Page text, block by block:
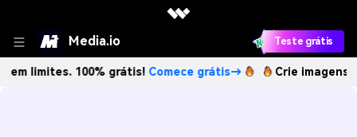
Media.io Teste grátis
100% grátis!Comece grátis→ Crie imagens com IA